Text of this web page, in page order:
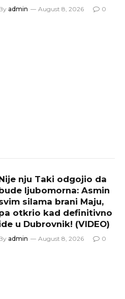
admin August 8, 2026 0
nju Taki odgojio da
ljubomorna: Asmin
silama brani Maju,
otkrio kad definitivno
u Dubrovnik! (VIDEO)
admin August 8, 2026 0